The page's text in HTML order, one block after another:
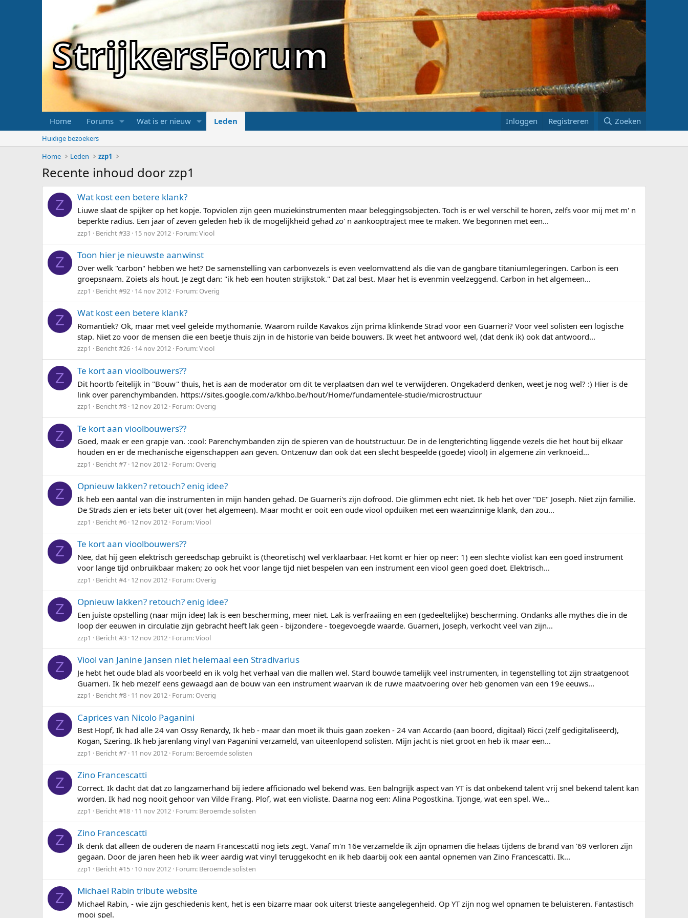
StrijkersForum
Home Forums Wat is er nieuw Leden Inloggen Registreren Zoeken
Huidige bezoekers
Home
Leden zzp1
Recente inhoud door zzp1
Z Wat kost een betere klank?
Liuwe slaat de spijker op het kopje. Topviolen zijn geen muziekinstrumenten maar beleggingsobjecten. Toch is er wel verschil te horen, zelfs voor mij met m' n
beperkte radius. Een jaar of zeven geleden heb ik de mogelijkheid gehad zo' n aankooptraject mee te maken. We begonnen met een...
zzp1 Bericht #33 15 nov 2012 Forum:Viool
Z Toon hier je nieuwste aanwinst
Over welk "carbon" hebben we het? De samenstelling van carbonvezels is even veelomvattend als die van de gangbare titaniumlegeringen. Carbon is een
groepsnaam. Zoiets als hout. Je zegt dan: "ik heb een houten strijkstok." Dat zal best. Maar het is evenmin veelzeggend. Carbon in het algemeen...
zzp1 Bericht #92 14 nov 2012 Forum: Overig
Z Wat kost een betere klank?
Romantiek? Ok, maar met veel geleide mythomanie. Waarom ruilde Kavakos zijn prima klinkende Strad voor een Guarneri? Voor veel solisten een logische
stap. Niet zo voor de mensen die een beetje thuis zijn in de historie van beide bouwers. Ik weet het antwoord wel, (dat denk ik) ook dat antwoord...
zzp1 Bericht #26 14 nov 2012 Forum:Viool
Z Te kort aan vioolbouwers??
Dit hoortb feitelijk in "Bouw" thuis, het is aan de moderator om dit te verplaatsen dan wel te verwijderen. Ongekaderd denken, weet je nog wel? :) Hier is de
link over parenchymbanden. https://sites.google.com/a/khbo.be/hout/Home/fundamentele-studie/microstructuur
zzp1 Bericht #8 12 nov 2012 Forum: Overig
Z Te kort aan vioolbouwers??
Goed, maak er een grapje van. :cool: Parenchymbanden zijn de spieren van de houtstructuur. De in de lengterichting liggende vezels die het hout bij elkaar
houden en er de mechanische eigenschappen aan geven. Ontzenuw dan ook dat een slecht bespeelde (goede) viool) in algemene zin verknoeid...
zzp1 Bericht #7 12 nov 2012 Forum: Overig
Z Opnieuw lakken? retouch? enig idee?
Ik heb een aantal van die instrumenten in mijn handen gehad. De Guarneri's zijn dofrood. Die glimmen echt niet. Ik heb het over "DE" Joseph. Niet zijn familie.
De Strads zien er iets beter uit (over het algemeen). Maar mocht er ooit een oude viool opduiken met een waanzinnige klank, dan zou...
zzp1 Bericht #6 12 nov 2012 Forum:Viool
Z Te kort aan vioolbouwers??
Nee, dat hij geen elektrisch gereedschap gebruikt is (theoretisch) wel verklaarbaar. Het komt er hier op neer: 1) een slechte violist kan een goed instrument
voor lange tijd onbruikbaar maken; zo ook het voor lange tijd niet bespelen van een instrument een viool geen goed doet. Elektrisch...
zzp1 Bericht #4 12 nov 2012 Forum: Overig
Z Opnieuw lakken? retouch? enig idee?
Een juiste opstelling (naar mijn idee) lak is een bescherming, meer niet. Lak is verfraaiing en een (gedeeltelijke) bescherming. Ondanks alle mythes die in de
loop der eeuwen in circulatie zijn gebracht heeft lak geen - bijzondere - toegevoegde waarde. Guarneri, Joseph, verkocht veel van zijn...
zzp1 Bericht #3 12 nov 2012 Forum:Viool
Z Viool van Janine Jansen niet helemaal een Stradivarius
Je hebt het oude blad als voorbeeld en ik volg het verhaal van die mallen wel. Stard bouwde tamelijk veel instrumenten, in tegenstelling tot zijn straatgenoot
Guarneri. Ik heb mezelf eens gewaagd aan de bouw van een instrument waarvan ik de ruwe maatvoering over heb genomen van een 19e eeuws...
zzp1 Bericht #8 11 nov 2012 Forum: Overig
Z Caprices van Nicolo Paganini
Best Hopf, Ik had alle 24 van Ossy Renardy, Ik heb - maar dan moet ik thuis gaan zoeken - 24 van Accardo (aan boord, digitaal) Ricci (zelf gedigitaliseerd),
Kogan, Szering. Ik heb jarenlang vinyl van Paganini verzameld, van uiteenlopend solisten. Mijn jacht is niet groot en heb ik maar een...
zzp1 Bericht #7 11 nov 2012 Forum: Beroemde solisten
Z Zino Francescatti
Correct. Ik dacht dat dat zo langzamerhand bij iedere afficionado wel bekend was. Een balngrijk aspect van YT is dat onbekend talent vrij snel bekend talent kan
worden. Ik had nog nooit gehoor van Vilde Frang. Plof, wat een violiste. Daarna nog een: Alina Pogostkina. Tjonge, wat een spel. We...
zzp1 Bericht #18 11 nov 2012 Forum: Beroemde solisten
Z Zino Francescatti
Ik denk dat alleen de ouderen de naam Francescatti nog iets zegt. Vanaf m'n 16e verzamelde ik zijn opnamen die helaas tijdens de brand van '69 verloren zijn
gegaan. Door de jaren heen heb ik weer aardig wat vinyl teruggekocht en ik heb daarbij ook een aantal opnemen van Zino Francescatti. Ik...
zzp1 Bericht #15 10 nov 2012 Forum: Beroemde solisten
Z Michael Rabin tribute website
Michael Rabin, - wie zijn geschiedenis kent, het is een bizarre maar ook uiterst trieste aangelegenheid. Op YT zijn nog wel opnamen te beluisteren. Fantastisch
mooi spel.